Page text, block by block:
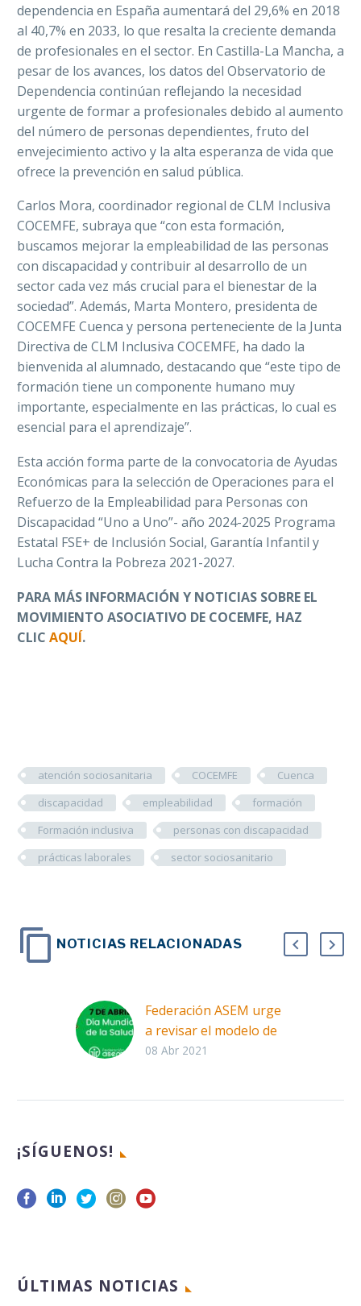
dependencia en España aumentará del 29,6% en 2018
al 40,7% en 2033, lo que resalta la creciente demanda
de profesionales en el sector. En Castilla-La Mancha, a
pesar de los avances, los datos del Observatorio de
Dependencia continúan reflejando la necesidad
urgente de formar a profesionales debido al aumento
del número de personas dependientes, fruto del
envejecimiento activo y la alta esperanza de vida que
ofrece la prevención en salud pública.
Carlos Mora, coordinador regional de CLM Inclusiva
COCEMFE, subraya que “con esta formación,
buscamos mejorar la empleabilidad de las personas
con discapacidad y contribuir al desarrollo de un
sector cada vez más crucial para el bienestar de la
sociedad”. Además, Marta Montero, presidenta de
COCEMFE Cuenca y persona perteneciente de la Junta
Directiva de CLM Inclusiva COCEMFE, ha dado la
bienvenida al alumnado, destacando que “este tipo de
formación tiene un componente humano muy
importante, especialmente en las prácticas, lo cual es
esencial para el aprendizaje”.
Esta acción forma parte de la convocatoria de Ayudas
Económicas para la selección de Operaciones para el
Refuerzo de la Empleabilidad para Personas con
Discapacidad “Uno a Uno”- año 2024-2025 Programa
Estatal FSE+ de Inclusión Social, Garantía Infantil y
Lucha Contra la Pobreza 2021-2027.
PARA MÁS INFORMACIÓN Y NOTICIAS SOBRE EL
MOVIMIENTO ASOCIATIVO DE COCEMFE, HAZ
CLIC AQUÍ.
atención sociosanitaria COCEMFE
Cuenca
discapacidad
empleabilidad
formación
Formación inclusiva
personas con discapacidad
prácticas laborales
sector sociosanitario
NOTICIAS RELACIONADAS
Federación ASEM urge
a revisar el modelo de
atención sociosanitario
(Federación ASEM),
08 Abr 2021
¡SÍGUENOS!
ÚLTIMAS NOTICIAS